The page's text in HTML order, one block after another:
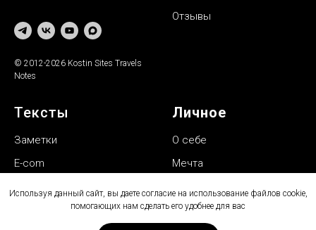
© 2012-2026 Kostin Sites Travels
Notes
Отзывы
Тексты
Заметки
E-com
Личное
О себе
Мечта
Используя данный сайт, вы даете согласие на использование файлов cookie,
помогающих нам сделать его удобнее для вас